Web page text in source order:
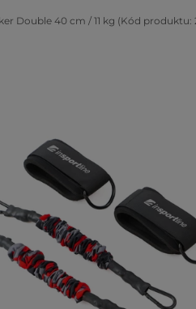
Double 40 cm / 11 kg (Kód produktu: